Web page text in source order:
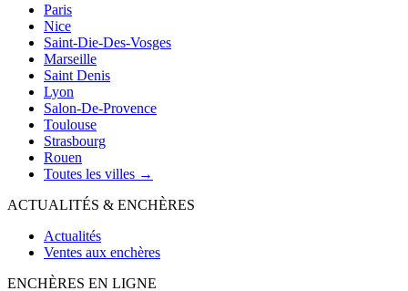
Paris
Nice
Saint-Die-Des-Vosges
Marseille
Saint Denis
Lyon
Salon-De-Provence
Toulouse
Strasbourg
Rouen
Toutes les villes →
ACTUALITÉS & ENCHÈRES
Actualités
Ventes aux enchères
ENCHÈRES EN LIGNE